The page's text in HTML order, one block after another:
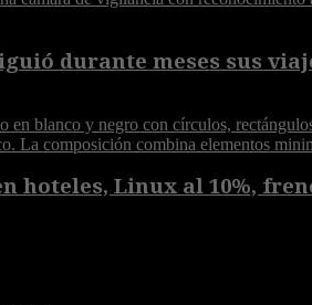
durante meses sus
hoteles, Linux al 10%,